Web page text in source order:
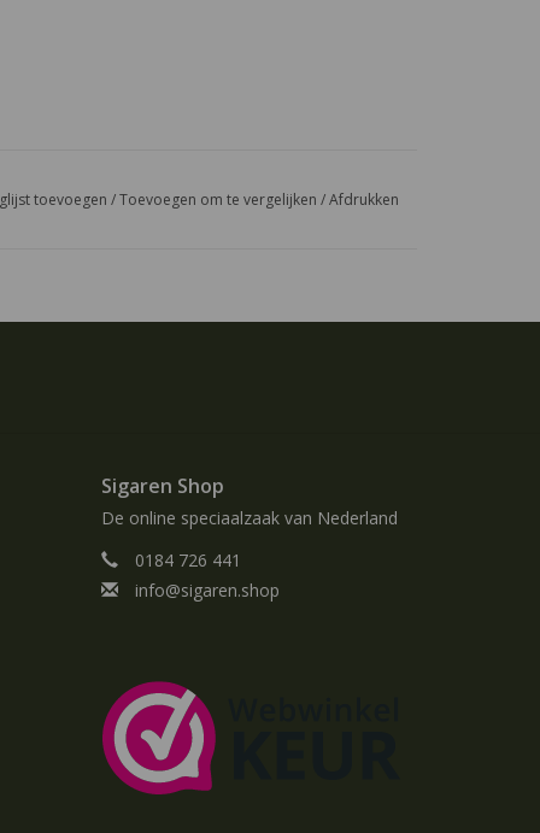
toevoegen /Toevoegen om te vergelijken /Afdrukken
Sigaren Shop
De online speciaalzaak van Nederland
0184 726 441
info@sigaren.shop